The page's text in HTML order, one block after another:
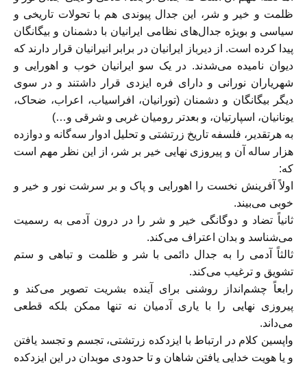
ظلمت و خیر و شر، این جدال پیوندی هم با تحولات تاریخی و
سیاسی و بویژه جدال‌های نظامی ایرانیان با دشمنان و بیگانگان
پیدا کرده است. از دیرباز ایرانیان در برابر انیرانیان قرار دارند که
دیوان نامیده می‌شدند. در یک سو ایرانیان خوب و اهورایی و
شهریاران نورانی و دارای فره ایزدی قرار داشتند و در سوی
دیگر بیگانگان و دشمنان (تورانیان، افراسیاب، اعراب، ضحاک،
یونانیان، اسپارتیان، و بعد‌تر رومیان غربی و شرقی و…)
به هرتقدیر، فلسفه تاریخ زرتشتی و تحلیل ادوار سه‌گانه و دوازده
هزار ساله آن و پیروزی نهایی خیر بر شر، از این نظر مهم است
که:
اولاً آفرینش نخست را اهورایی و پاک و بر سرشت نور و خیر و
خوبی می‌بیند.
ثانیاً تضاد و دوگانگی خیر و شر را در درون آدمی به رسمیت
می‌شناسد و بدان اعتراف می‌کند.
ثالثاً آدمی را به جدال دائمی با شر و ظلمت و تباهی و ستم
تشویق و ترغیب می‌کند.
رابعاً چشم‌انداز روشنی برای آینده بشریت تصویر می‌کند و
پیروزی نهایی را با یاری آدمیان نه تنها ممکن بلکه قطعی
می‌داند.
واپسین کلام در ارتباط با ایزدکده زرتشتی، تجسم و تجسد یافتن
و یا هویت خدایی یافتن شاهان و تا حدودی موبدان در این ایزدکده